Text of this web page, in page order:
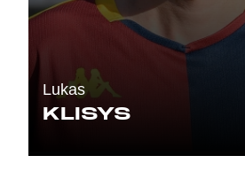
Lukas
KLISYS